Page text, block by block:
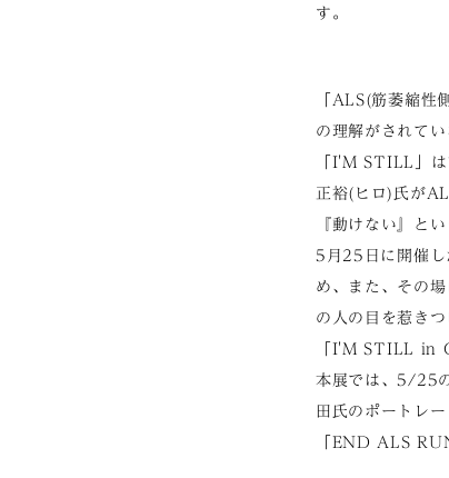
す。
「ALS(筋萎縮性
の理解がされてい
「I'M STILL」
正裕(ヒロ)氏が
『動けない』と
5月25日に開催し
め、また、その
の人の目を惹き
「I'M STILL in
本展では、5/25
田氏のポートレ
「END ALS